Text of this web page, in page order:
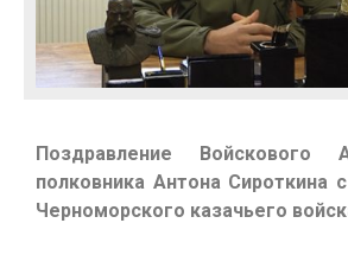
Поздравление Войскового
полковника Антона
Черноморского казачьего